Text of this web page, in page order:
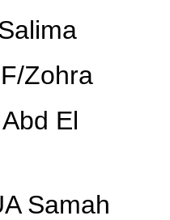
Zohra
El
Samah